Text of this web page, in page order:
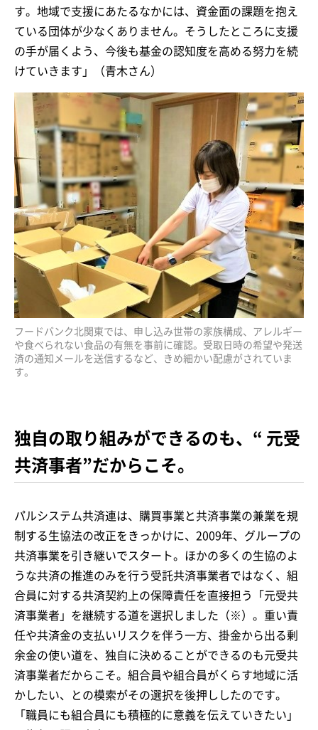
す。地域で支援にあたるなかには、資金面の課題を抱え
ている団体が少なくありません。そうしたところに支援
の手が届くよう、今後も基金の認知度を高める努力を続
けていきます」（青木さん）
フードバンク北関東では、申し込み世帯の家族構成、アレルギー
や食べられない食品の有無を事前に確認。受取日時の希望や発送
済の通知メールを送信するなど、きめ細かい配慮がされていま
す。
独自の取り組みができるのも、“ 元受
共済事者”だからこそ。
パルシステム共済連は、購買事業と共済事業の兼業を規
制する生協法の改正をきっかけに、2009年、グループの
共済事業を引き継いでスタート。ほかの多くの生協のよ
うな共済の推進のみを行う受託共済事業者ではなく、組
合員に対する共済契約上の保障責任を直接担う「元受共
済事業者」を継続する道を選択しました（※）。重い責
任や共済金の支払いリスクを伴う一方、掛金から出る剰
余金の使い道を、独自に決めることができるのも元受共
済事業者だからこそ。組合員や組合員がくらす地域に活
かしたい、との模索がその選択を後押ししたのです。
「職員にも組合員にも積極的に意義を伝えていきたい」